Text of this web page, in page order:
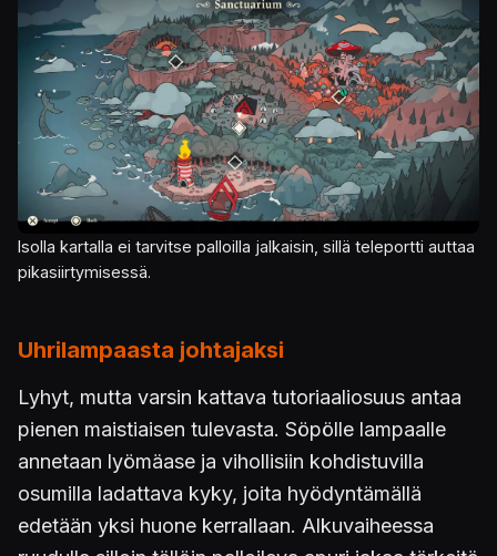
Isolla kartalla ei tarvitse palloilla jalkaisin, sillä teleportti auttaa
pikasiirtymisessä.
Uhrilampaasta johtajaksi
Lyhyt, mutta varsin kattava tutoriaaliosuus antaa
pienen maistiaisen tulevasta. Söpölle lampaalle
annetaan lyömäase ja vihollisiin kohdistuvilla
osumilla ladattava kyky, joita hyödyntämällä
edetään yksi huone kerrallaan. Alkuvaiheessa